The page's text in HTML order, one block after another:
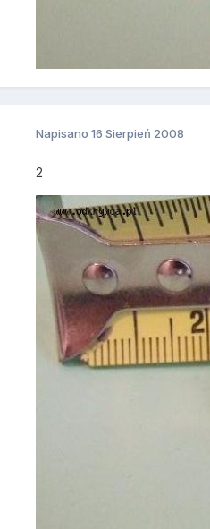
Napisano 16 Sierpień 2008
2